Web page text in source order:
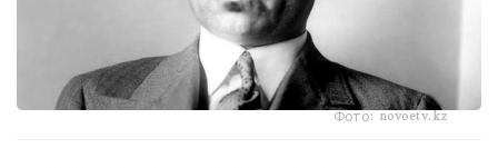
Фото: novoetv.kz